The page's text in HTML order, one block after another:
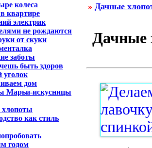
колеса
квартире
электрик
не рождаются
от скуки
заботы
быть здоров
уголок
дом
Марьи-искусницы
как стиль
годом
» Дачные
Дачные